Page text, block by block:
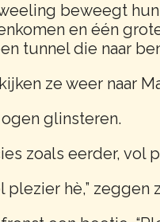
beweegt
en één
tunnel die naar
ze weer naar
glinsteren.
zoals eerder, vol
plezier hè,” zeggen